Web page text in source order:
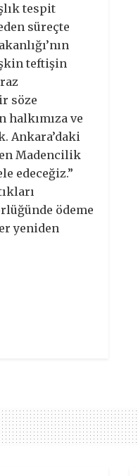
tespit
süreçte
teftişin
söze
halkımıza ve
Ankara’daki
Madencilik
edeceğiz.”
ödeme
yeniden